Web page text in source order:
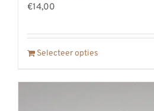
€14,00
Selecteer opties